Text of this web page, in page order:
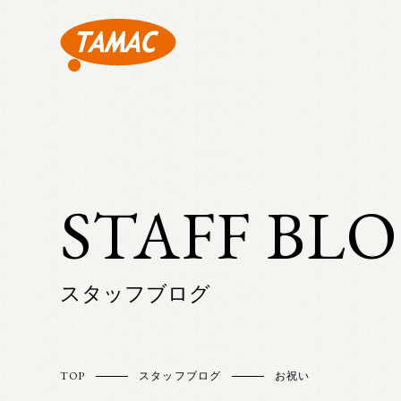
STAFF
スタッフブログ
TOP スタッフブログ お祝い